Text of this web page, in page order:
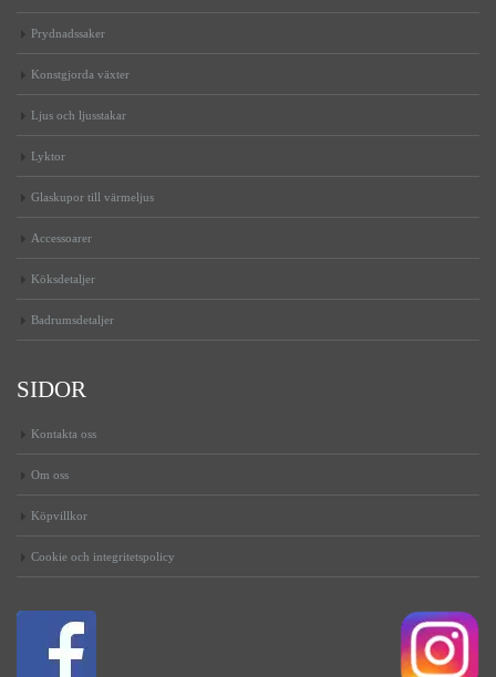
Prydnadssaker
Konstgjorda växter
Ljus och ljusstakar
Lyktor
Glaskupor till värmeljus
Accessoarer
Köksdetaljer
Badrumsdetaljer
SIDOR
Kontakta oss
Om oss
Köpvillkor
Cookie och integritetspolicy